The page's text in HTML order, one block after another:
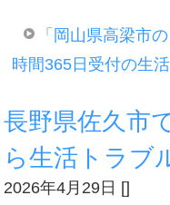
「岡山県高梁市
時間365日受付の生
長野県佐久市
ら生活トラブ
2026年4月29日 []